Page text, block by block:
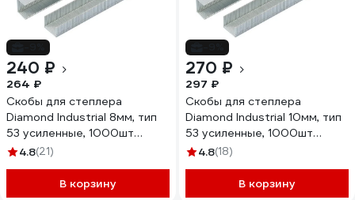
240 ₽
264 ₽
Скобы для степлера
Diamond Industrial 8мм, тип
53 усиленные, 1000шт
DIDSKOB538
4.8(21)
В корзину
270 ₽
297 ₽
Скобы для степлера
Diamond Industrial 10мм, тип
53 усиленные, 1000шт
DIDSKOB5310
4.8(18)
В корзину